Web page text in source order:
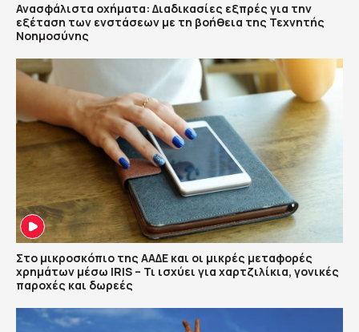
Ανασφάλιστα οχήματα: Διαδικασίες εξπρές για την
εξέταση των ενστάσεων με τη βοήθεια της Τεχνητής
Νοημοσύνης
Στο μικροσκόπιο της ΑΑΔΕ και οι μικρές μεταφορές
χρημάτων μέσω IRIS – Τι ισχύει για χαρτζιλίκια, γονικές
παροχές και δωρεές